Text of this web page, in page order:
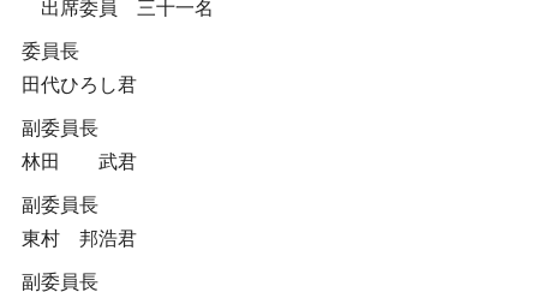
出席委員 三十一名
委員長
田代ひろし君
副委員長
林田 武君
副委員長
東村 邦浩君
副委員長